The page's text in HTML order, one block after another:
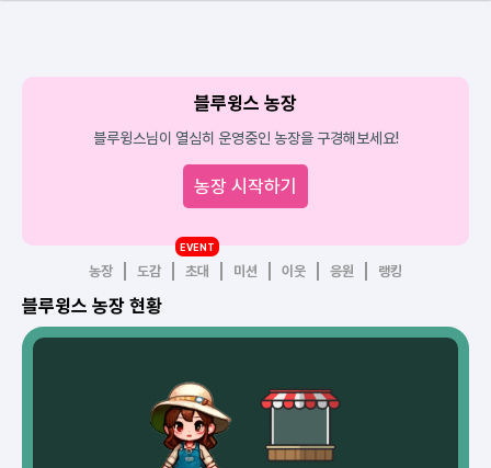
블루윙스 농장
블루윙스님이 열심히 운영중인 농장을 구경해보세요!
농장 시작하기
농장 도감 초대
EVENT
미션 이웃 응원 랭킹
블루윙스 농장 현황